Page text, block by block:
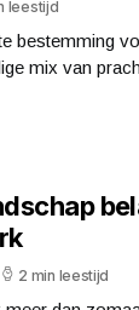
leestijd
bestemming
mix van
2 min leestijd